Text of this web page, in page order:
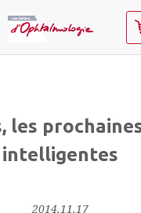
les
intelligentes
2014.11.17
cookies